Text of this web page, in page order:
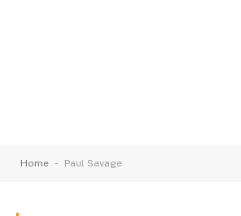
Home - Paul Savage